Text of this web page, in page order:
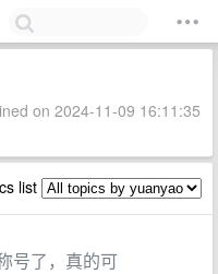
on 2024-11-09 16:11:35
list
号了，真的可